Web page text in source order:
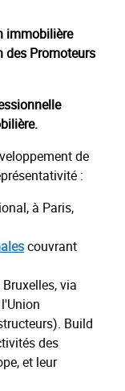
immobilière
des Promoteurs
de
:
à Paris,
couvrant
via
Build
des
et leur